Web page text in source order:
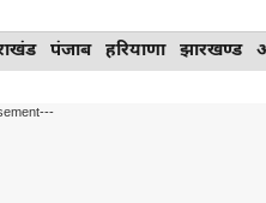
पंजाब हरियाणा झारखण्ड